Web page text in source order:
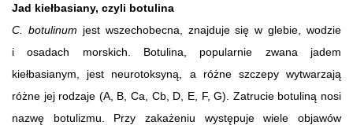
Jad kiełbasiany, czyli botulina
C. botulinum jest wszechobecna, znajduje się w glebie, wodzie
i osadach morskich. Botulina, popularnie zwana jadem
kiełbasianym, jest neurotoksyną, a różne szczepy wytwarzają
różne jej rodzaje (A, B, Ca, Cb, D, E, F, G). Zatrucie botuliną nosi
nazwę botulizmu. Przy zakażeniu występuje wiele objawów